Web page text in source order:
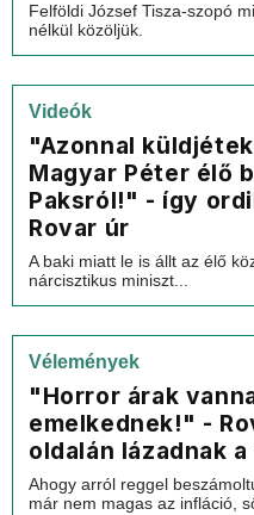
Felföldi József Tisza-szopó
nélkül közöljük.
Videók
"Azonnal
Magyar Péter élő
Paksról!" - így
Rovar úr
A baki miatt le is állt az élő
nárcisztikus miniszt...
Vélemények
"Horror árak
emelkednek!" -
oldalán lázadnak
Ahogy arról reggel
már nem magas az infláció,